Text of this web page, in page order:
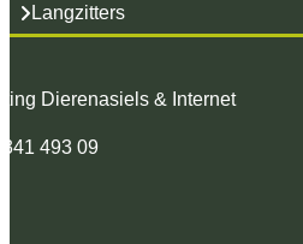
Langzitters
Dierenasiels & Internet
493 09